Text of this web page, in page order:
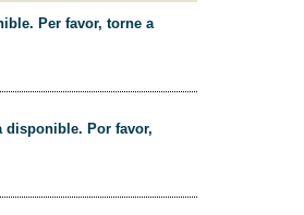
Per favor, torne a
disponible. Por favor,